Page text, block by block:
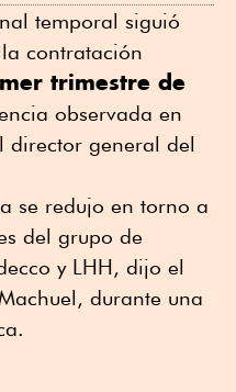
temporal siguió
contratación
trimestre de
observada en
director general del
se redujo en torno a
⁠del grupo de
y LHH, dijo el
durante una